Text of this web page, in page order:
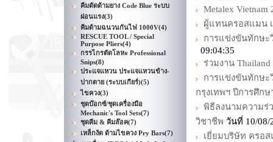
คีมตัดด้ามยาง Code Blue ระบบ
ผ่อนแรง(3)
คีมด้ามฉนวนกันไฟ 1000V(4)
RESCUE TOOL / Special
Purpose Pliers(4)
กรรไกรตัดโลหะ Professional
Snips(8)
ประแจแหวน ประแจแหวนข้าง-
ปากตาย (ระบบเกียร์)(5)
ไขควง(3)
ชุดบ๊อกซ์/ชุดเครื่องมือ
Mechanic's Tool Sets(7)
ชุดคีม & คีมล๊อค(7)
เหล็กงัด ด้ามไขควง Pry Bars(7)
Metalex Vietnam
ผู้แทนครอสแมน
การแข่งขันทักษะ
09:04:35
ร่วมงาน Thailand
การแข่งขันทักษะ
กรุงเทพฯ ปีการศึกษ
พิธีลงนามความร่
วิชาชีพ วันที่ 10/
เยี่ยมบริษัท ครอ